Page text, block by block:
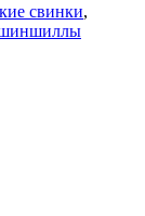
свинки,